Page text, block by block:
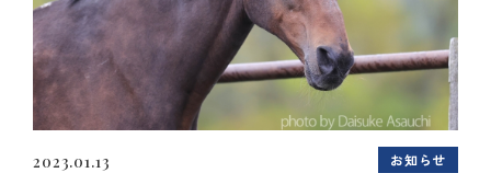
2023.01.13 お知らせ